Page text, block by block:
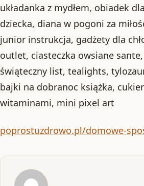
układanka z mydłem, obiadek
dziecka, diana w pogoni za
junior instrukcja, gadżety dla
outlet, ciasteczka owsiane
świąteczny list, tealights,
bajki na dobranoc książka,
witaminami, mini pixel art
poprostuzdrowo.pl/domowe-